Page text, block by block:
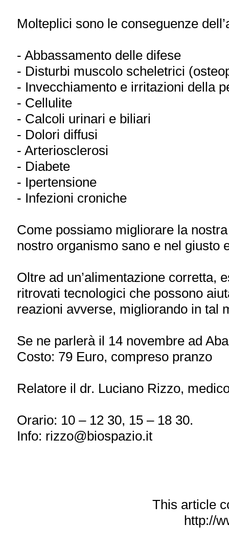
Molteplici sono le conseguenze
- Abbassamento delle difese
- Disturbi muscolo scheletrici
- Invecchiamento e irritazioni della
- Cellulite
- Calcoli urinari e biliari
- Dolori diffusi
- Arteriosclerosi
- Diabete
- Ipertensione
- Infezioni croniche
Come possiamo migliorare la
nostro organismo sano e nel giusto
Oltre ad un’alimentazione corretta,
ritrovati tecnologici che possono
reazioni avverse, migliorando in tal
Se ne parlerà il 14 novembre ad
Costo: 79 Euro, compreso pranzo
Relatore il dr. Luciano Rizzo,
Orario: 10 – 12 30, 15 – 18 30.
Info: rizzo@biospazio.it
This article
http://